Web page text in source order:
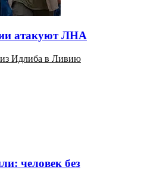
атакуют ЛНА
из Идлиба в Ливию
человек без